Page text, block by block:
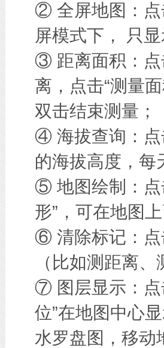
② 全屏地图：点
屏模式下， 只
③ 距离面积：点
离，点击“测量
双击结束测量；
④ 海拔查询：点
的海拔高度，每
⑤ 地图绘制：点
形”，可在地图
⑥ 清除标记：点
（比如测距离
⑦ 图层显示：点
位”在地图中心
水罗盘图，移动